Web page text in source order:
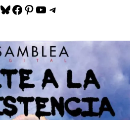
Bluesky
Facebook
Pinterest
YouTube
Telegram